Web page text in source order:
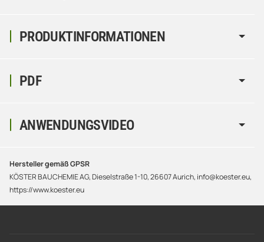
PRODUKTINFORMATIONEN
PDF
ANWENDUNGSVIDEO
Hersteller gemäß GPSR
KÖSTER BAUCHEMIE AG, Dieselstraße 1-10, 26607 Aurich, info@koester.eu,
https://www.koester.eu